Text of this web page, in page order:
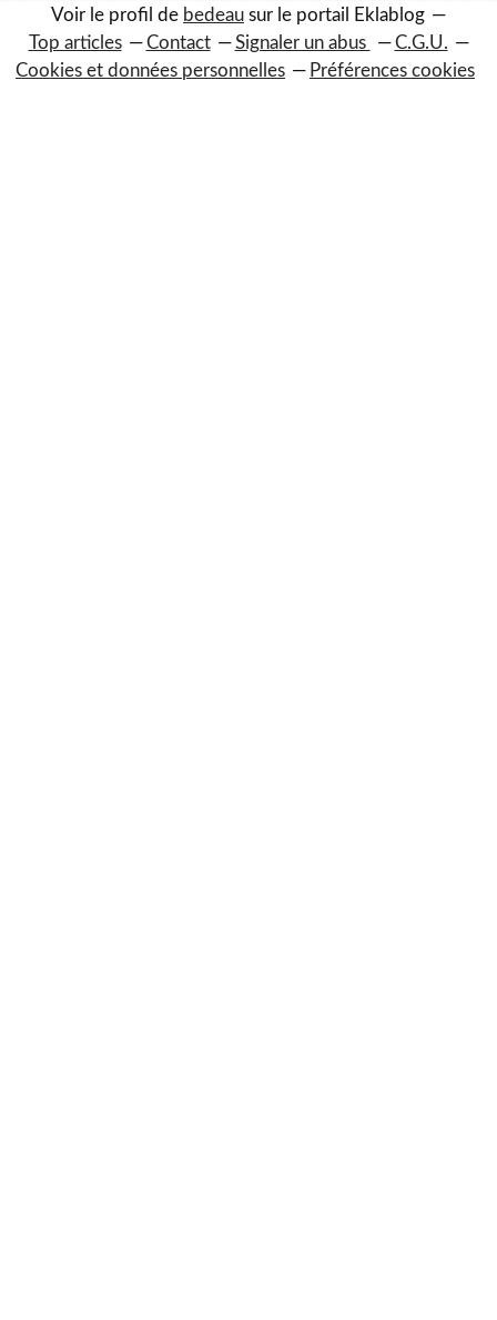
Voir le profil de bedeau sur le portail Eklablog
Top articles
Contact Signaler un abus
C.G.U.
Cookies et données personnelles
Préférences cookies